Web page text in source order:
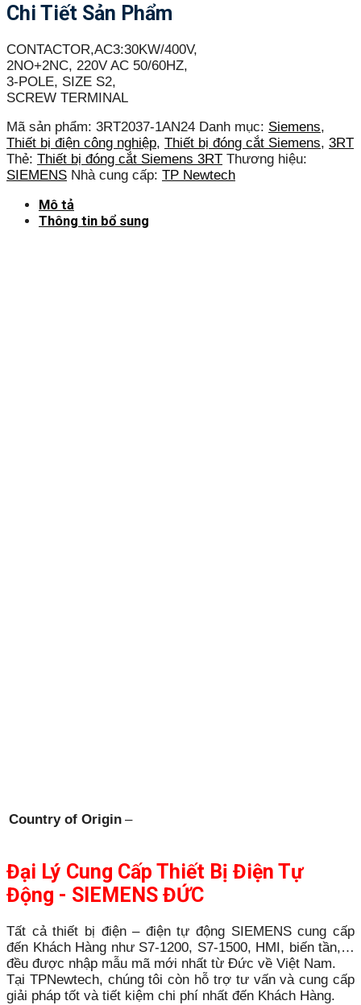
Chi Tiết Sản Phẩm
CONTACTOR,AC3:30KW/400V,
2NO+2NC, 220V AC 50/60HZ,
3-POLE, SIZE S2,
SCREW TERMINAL
Mã sản phẩm: 3RT2037-1AN24 Danh mục: Siemens,
Thiết bị điện công nghiệp, Thiết bị đóng cắt Siemens, 3RT
Thẻ: Thiết bị đóng cắt Siemens 3RT Thương hiệu:
SIEMENS Nhà cung cấp: TP Newtech
Mô tả
Thông tin bổ sung
Country of Origin –
Đại Lý Cung Cấp Thiết Bị Điện Tự
Động - SIEMENS ĐỨC
Tất cả thiết bị điện – điện tự động SIEMENS cung cấp
đến Khách Hàng như S7-1200, S7-1500, HMI, biến tần,…
đều được nhập mẫu mã mới nhất từ Đức về Việt Nam.
Tại TPNewtech, chúng tôi còn hỗ trợ tư vấn và cung cấp
giải pháp tốt và tiết kiệm chi phí nhất đến Khách Hàng.